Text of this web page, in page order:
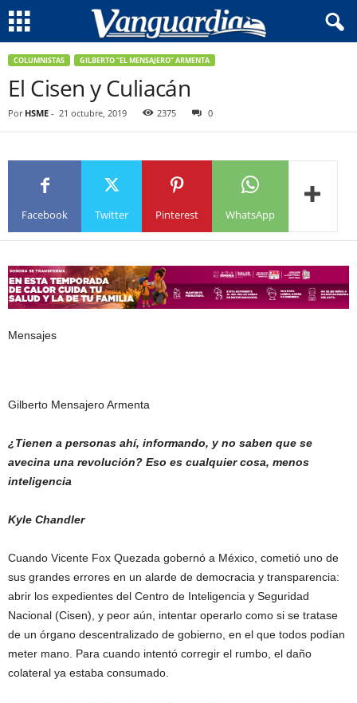
COLUMNISTAS GILBERTO “EL MENSAJERO” ARMENTA
El Cisen y Culiacán
Por HSME - 21 octubre, 2019 2375 0
Facebook Twitter Pinterest WhatsApp
Mensajes
Gilberto Mensajero Armenta
¿Tienen a personas ahí, informando, y no saben que se
avecina una revolución? Eso es cualquier cosa, menos
inteligencia
Kyle Chandler
Cuando Vicente Fox Quezada gobernó a México, cometió uno de
sus grandes errores en un alarde de democracia y transparencia:
abrir los expedientes del Centro de Inteligencia y Seguridad
Nacional (Cisen), y peor aún, intentar operarlo como si se tratase
de un órgano descentralizado de gobierno, en el que todos podían
meter mano. Para cuando intentó corregir el rumbo, el daño
colateral ya estaba consumado.